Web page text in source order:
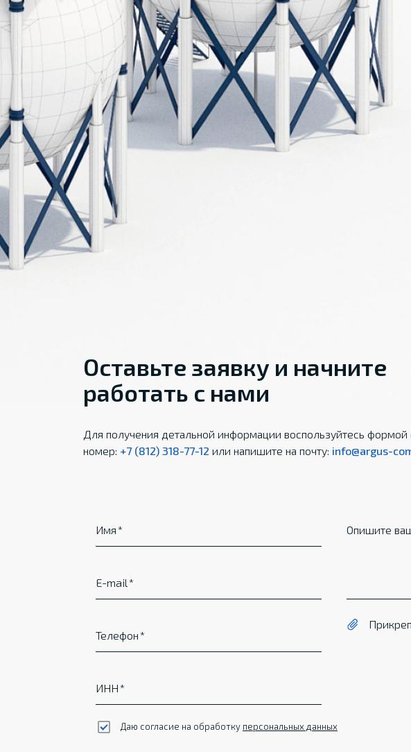
Оставьте заявку и начните
работать с нами
Для получения детальной информации воспользуйтесь формой
номер: +7 (812) 318-77-12 или напишите на почту: info@argus-
Имя
E-mail
Телефон
ИНН
Опишите
Даю согласие на обработку персональных данных